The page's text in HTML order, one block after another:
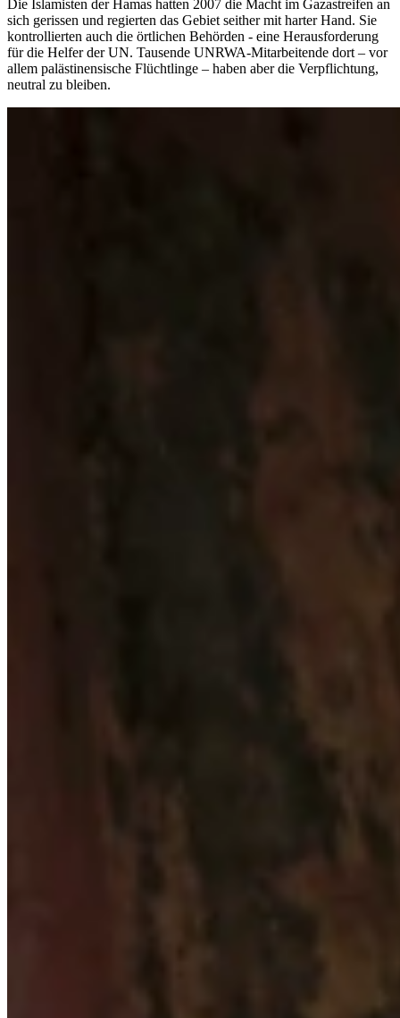
Die Islamisten der Hamas hatten 2007 die Macht im Gazastreifen an
sich gerissen und regierten das Gebiet seither mit harter Hand. Sie
kontrollierten auch die örtlichen Behörden - eine Herausforderung
für die Helfer der UN. Tausende UNRWA-Mitarbeitende dort – vor
allem palästinensische Flüchtlinge – haben aber die Verpflichtung,
neutral zu bleiben.